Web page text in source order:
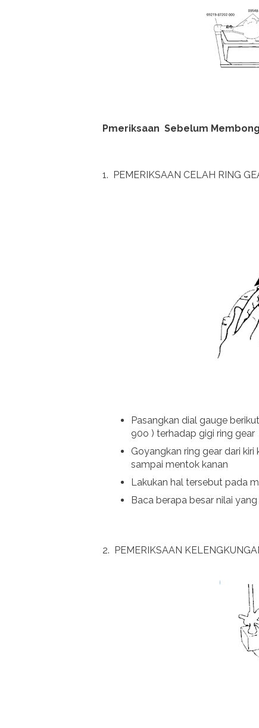
Pmeriksaan Sebelum
1. PEMERIKSAAN CELAH RING
Pasangkan dial gauge
90o ) terhadap gigi ring
Goyangkan ring gear dari
sampai mentok kanan
Lakukan hal tersebut pada
Baca berapa besar nilai
2. PEMERIKSAAN